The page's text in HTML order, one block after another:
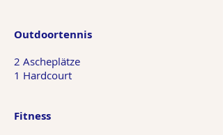
Outdoortennis
2 Ascheplätze
1 Hardcourt
Fitness